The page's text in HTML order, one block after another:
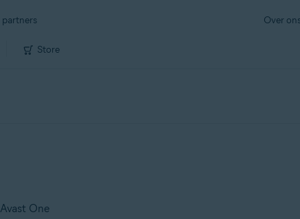
partners Over
Store
One